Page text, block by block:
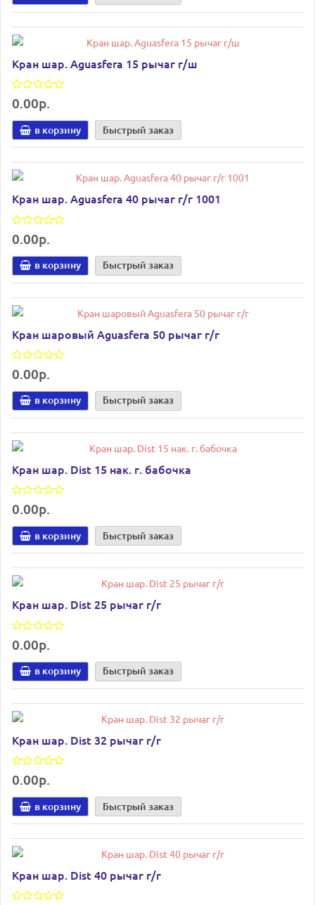
Кран шар. Aguasfera 15 рычаг г/ш
0.00р.
в корзину Быстрый заказ
Кран шар. Aguasfera 40 рычаг г/г 1001
0.00р.
в корзину Быстрый заказ
Кран шаровый Aguasfera 50 рычаг г/г
0.00р.
в корзину Быстрый заказ
Кран шар. Dist 15 нак. г. бабочка
0.00р.
в корзину Быстрый заказ
Кран шар. Dist 25 рычаг г/г
0.00р.
в корзину Быстрый заказ
Кран шар. Dist 32 рычаг г/г
0.00р.
в корзину Быстрый заказ
Кран шар. Dist 40 рычаг г/г